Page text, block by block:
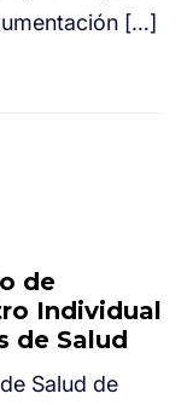
[…]
de
Individual
de Salud
Salud de